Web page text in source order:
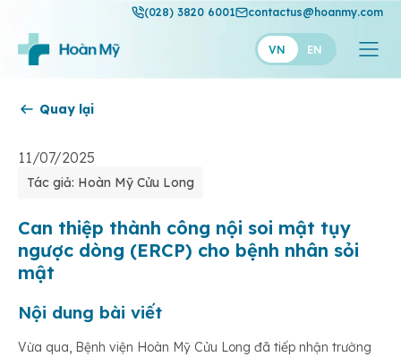
(028) 3820 6001 contactus@hoanmy.com
VN EN
Hạnh Phúc
Thuận Mỹ
Quay lại
11/07/2025
Tác giả: Hoàn Mỹ Cửu Long
Can thiệp thành công nội soi mật tụy
ngược dòng (ERCP) cho bệnh nhân sỏi
mật
Nội dung bài viết
Vừa qua, Bệnh viện Hoàn Mỹ Cửu Long đã tiếp nhận trường